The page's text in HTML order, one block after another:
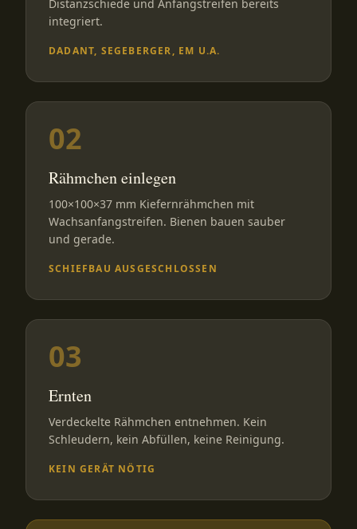
Distanzschiede und Anfangstreifen bereits
integriert.
DADANT, SEGEBERGER, EM U.A.
02
Rähmchen einlegen
100×100×37 mm Kiefernrähmchen mit
Wachsanfangstreifen. Bienen bauen sauber
und gerade.
SCHIEFBAU AUSGESCHLOSSEN
03
Ernten
Verdeckelte Rähmchen entnehmen. Kein
Schleudern, kein Abfüllen, keine Reinigung.
KEIN GERÄT NÖTIG